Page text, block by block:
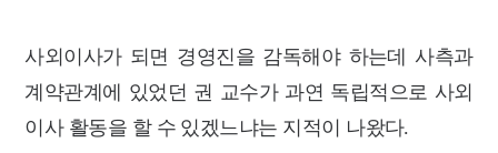
사외이사가 되면 경영진을 감독해야 하는데 사측과
계약관계에 있었던 권 교수가 과연 독립적으로 사외
이사 활동을 할 수 있겠느냐는 지적이 나왔다.